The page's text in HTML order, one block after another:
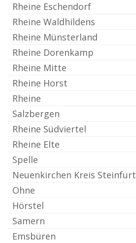
Rheine Eschendorf
Rheine Waldhildens
Rheine Münsterland
Rheine Dorenkamp
Rheine Mitte
Rheine Horst
Rheine
Salzbergen
Rheine Südviertel
Rheine Elte
Spelle
Neuenkirchen Kreis Steinfurt
Ohne
Hörstel
Samern
Emsbüren